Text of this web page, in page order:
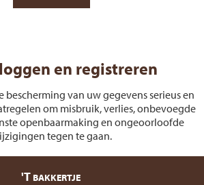
en registreren
bescherming van uw gegevens serieus en
om misbruik, verlies, onbevoegde
openbaarmaking en ongeoorloofde
tegen te gaan.
'T BAKKERTJE